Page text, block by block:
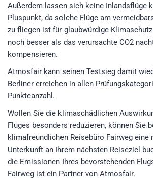
Außerdem lassen sich keine Inlandsflüge
Pluspunkt, da solche Flüge am
zu fliegen ist für glaubwürdige
noch besser als das verursachte CO2
kompensieren.
Atmosfair kann seinen Testsieg damit
Berliner erreichen in allen
Punkteanzahl.
Wollen Sie die klimaschädlichen
Fluges besonders reduzieren, können Sie
klimafreundlichen Reisebüro Fairweg eine
Unterkunft an Ihrem nächsten Reiseziel
die Emissionen Ihres bevorstehenden
Fairweg ist ein Partner von Atmosfair.